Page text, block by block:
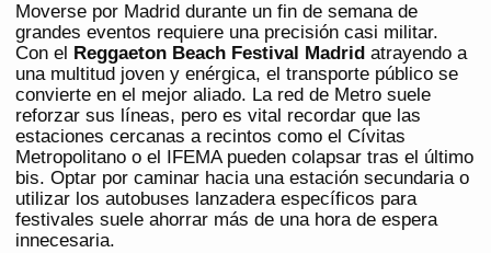
Moverse por Madrid durante un fin de semana de
grandes eventos requiere una precisión casi militar.
Con el
Reggaeton Beach Festival Madrid atrayendo a
una multitud joven y enérgica, el transporte público se
convierte en el mejor aliado. La red de Metro suele
reforzar sus líneas, pero es vital recordar que las
estaciones cercanas a recintos como el Cívitas
Metropolitano o el IFEMA pueden colapsar tras el último
bis. Optar por caminar hacia una estación secundaria o
utilizar los autobuses lanzadera específicos para
festivales suele ahorrar más de una hora de espera
innecesaria.